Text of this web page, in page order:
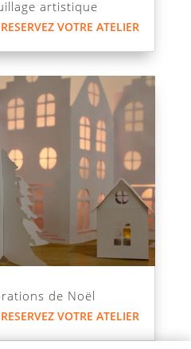
artistique
RESERVEZ VOTRE ATELIER
de Noël
RESERVEZ VOTRE ATELIER